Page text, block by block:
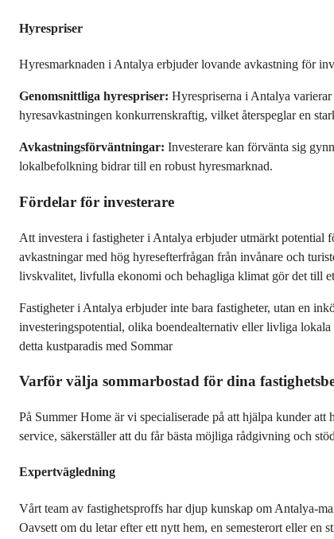
Hyrespriser
Hyresmarknaden i Antalya erbjuder lovande avkastning för
Genomsnittliga hyrespriser: Hyrespriserna i Antalya
hyresavkastningen konkurrenskraftig, vilket återspeglar en
Avkastningsförväntningar: Investerare kan förvänta sig
lokalbefolkning bidrar till en robust hyresmarknad.
Fördelar för investerare
Att investera i fastigheter i Antalya erbjuder utmärkt potential
avkastningar med hög hyresefterfrågan från invånare och
livskvalitet, livfulla ekonomi och behagliga klimat gör det till
Fastigheter i Antalya erbjuder inte bara fastigheter, utan en
investeringspotential, olika boendealternativ eller livliga
detta kustparadis med Sommar
Varför välja sommarbostad för dina
På Summer Home är vi specialiserade på att hjälpa kunder
service, säkerställer att du får bästa möjliga rådgivning och
Expertvägledning
Vårt team av fastighetsproffs har djup kunskap om Antalya-
Oavsett om du letar efter ett nytt hem, en semesterort eller en